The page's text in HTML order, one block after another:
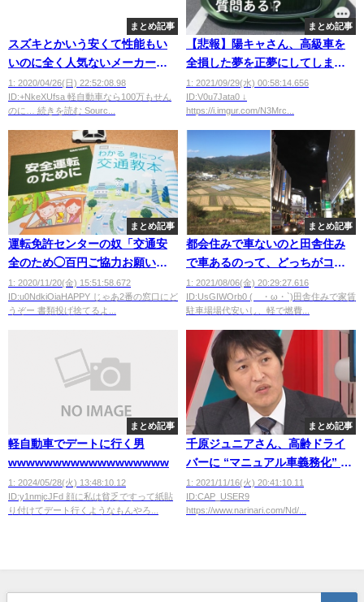
まとめ記事
スズキとかいう安くて性能もい
いのに全く人気ないメーカー
wwwwwwwwwwwwwwww
1: 2020/04/26(日) 22:52:08.98
ID:+NkeXUfsa 軽自動車なら100万もせん
のに… 続きを読む Sourc...
まとめ記事
【悲報】陽キャさん、高級車を
全損した夢を正夢にしてしまう
wwwwwwwwwwwww
1: 2021/09/29(水) 00:58:14.656
ID:V0u7Jata0 ↓
https://i.imgur.com/N3Mrc...
まとめ記事
運転免許センターの奴「交通安
全のため◯百円ご協力お願いし
ます。ご協力いただけます？」
ワイ「更新手数料だけで」
1: 2020/11/20(金) 15:51:58.672
ID:u0NdkiOiaHAPPY じゃあ2番の窓口にど
うぞー 書類投げ捨てるよ...
まとめ記事
都会住みで車ないのと田舎住み
で車あるのって、どっちがコス
パいいの？
1: 2021/08/06(金) 20:29:27.616
ID:UsGIWOrb0 (´・ω・`)田舎住みで家賃
駐車場場代安いし、軽で燃費...
まとめ記事
軽自動車でデートに行く男
wwwwwwwwwwwwwwwwww
1: 2024/05/28(火) 13:48:10.12
ID:y1nmjcJFd 顔に私は貧乏ですって紙貼
り付けてデート行くようなもんやろ...
まとめ記事
千原ジュニアさん、高齢ドライ
バーに “マニュアル車義務化” 提
案「オートマ車だから踏み間違
いをしてしまう」
1: 2021/11/16(火) 20:41:10.11
ID:CAP_USER9
https://www.narinari.com/Nd/...